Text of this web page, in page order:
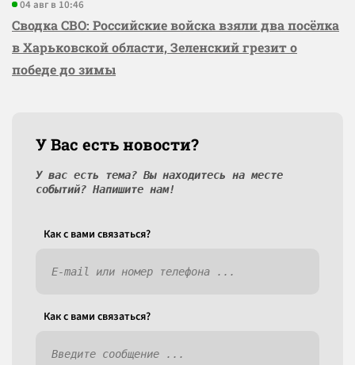
04 авг в 10:46
Сводка СВО: Российские войска взяли два посёлка
в Харьковской области, Зеленский грезит о
победе до зимы
У Вас есть новости?
У вас есть тема? Вы находитесь на месте
событий? Напишите нам!
Как c вами связаться?
Как c вами связаться?